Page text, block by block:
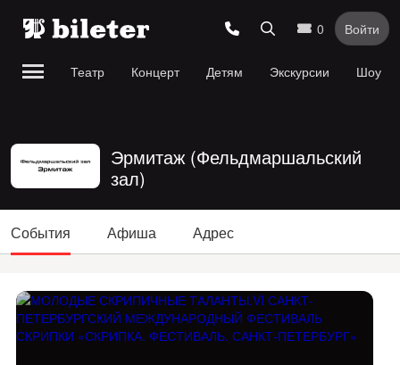
0 Войти
Театр Концерт Детям Экскурсии Шоу
Эрмитаж (Фельдмаршальский
зал)
События Афиша Адрес